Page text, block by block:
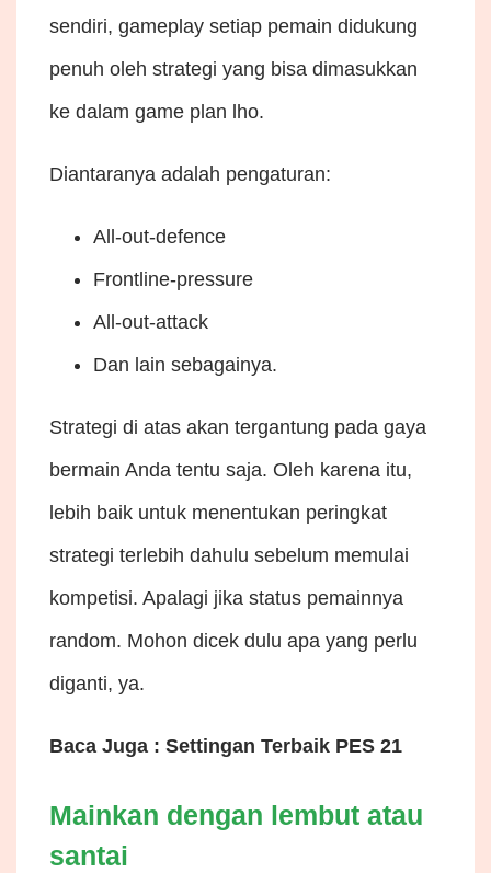
sendiri, gameplay setiap pemain didukung
penuh oleh strategi yang bisa dimasukkan
ke dalam game plan lho.
Diantaranya adalah pengaturan:
All-out-defence
Frontline-pressure
All-out-attack
Dan lain sebagainya.
Strategi di atas akan tergantung pada gaya
bermain Anda tentu saja. Oleh karena itu,
lebih baik untuk menentukan peringkat
strategi terlebih dahulu sebelum memulai
kompetisi. Apalagi jika status pemainnya
random. Mohon dicek dulu apa yang perlu
diganti, ya.
Baca Juga : Settingan Terbaik PES 21
Mainkan dengan lembut atau
santai